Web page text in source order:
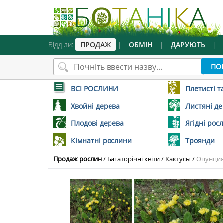
Відділи: ПРОДАЖ | ОБМІН | ДАРУЮТЬ |
ВСІ РОСЛИНИ
Плетисті
Хвойні дерева
Листяні
Плодові дерева
Ягідні
Кімнатні рослини
Троянди
Продаж рослин/ Багаторічні квіти/ Кактусы /